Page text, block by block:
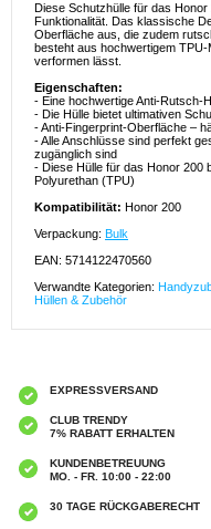
Diese Schutzhülle für das
Funktionalität. Das klassische
Oberfläche aus, die zudem
besteht aus hochwertigem
verformen lässt.
Eigenschaften:
- Eine hochwertige Anti-Rutsch-
- Die Hülle bietet ultimativen
- Anti-Fingerprint-Oberfläche –
- Alle Anschlüsse sind perfekt
zugänglich sind
- Diese Hülle für das Honor 200
Polyurethan (TPU)
Kompatibilität: Honor 200
Verpackung: Bulk
EAN: 5714122470560
Verwandte Kategorien:
Hüllen & Zubehör
EXPRESSVERSAND
CLUB TRENDY
7% RABATT ERHALTEN
KUNDENBETREUUNG
MO. - FR. 10:00 - 22:00
30 TAGE RÜCKGABERECHT